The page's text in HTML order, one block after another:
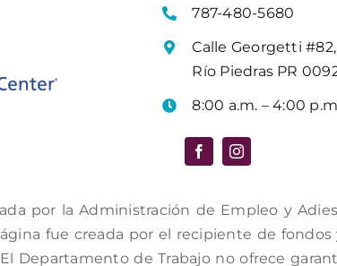
787-480-5680
Calle Georgetti #82,
Río Piedras PR
8:00 a.m. – 4:00
por la Administración de Empleo y
fue creada por el recipiente de
Departamento de Trabajo no ofrece